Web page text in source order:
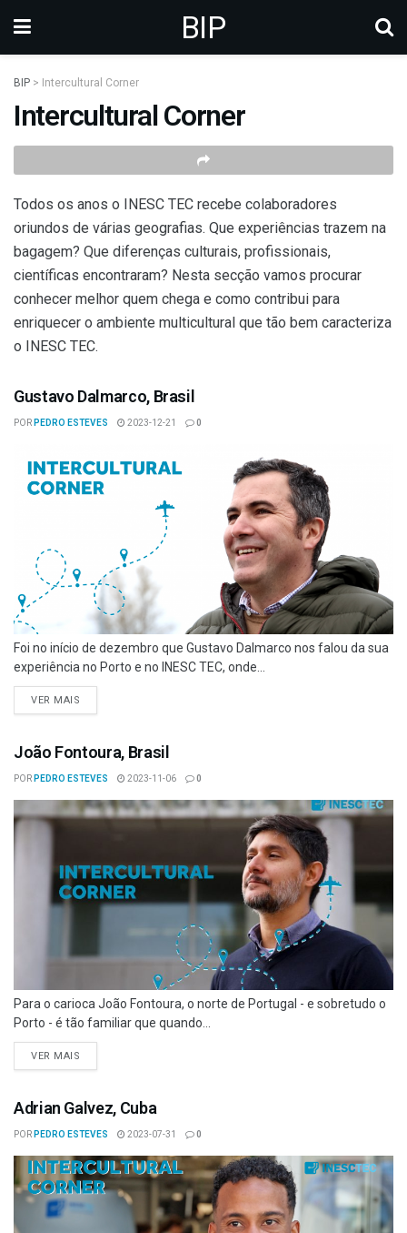
BIP
BIP > Intercultural Corner
Intercultural Corner
Todos os anos o INESC TEC recebe colaboradores
oriundos de várias geografias. Que experiências trazem na
bagagem? Que diferenças culturais, profissionais,
científicas encontraram? Nesta secção vamos procurar
conhecer melhor quem chega e como contribui para
enriquecer o ambiente multicultural que tão bem caracteriza
o INESC TEC.
Gustavo Dalmarco, Brasil
POR PEDRO ESTEVES 2023-12-21 0
Foi no início de dezembro que Gustavo Dalmarco nos falou da sua
experiência no Porto e no INESC TEC, onde...
VER MAIS
João Fontoura, Brasil
POR PEDRO ESTEVES 2023-11-06 0
Para o carioca João Fontoura, o norte de Portugal - e sobretudo o
Porto - é tão familiar que quando...
VER MAIS
Adrian Galvez, Cuba
POR PEDRO ESTEVES 2023-07-31 0